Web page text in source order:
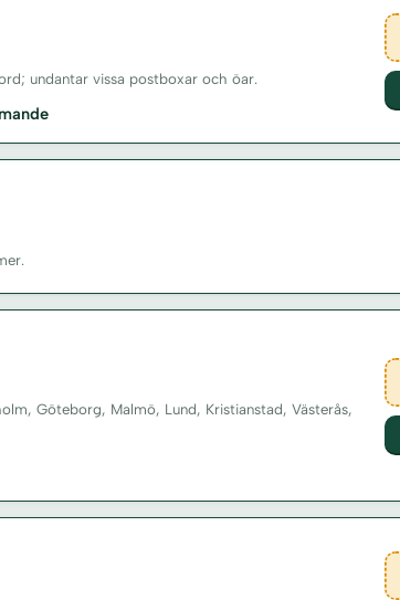
undantar vissa postboxar och öar.
Göteborg, Malmö, Lund, Kristianstad, Västerås,